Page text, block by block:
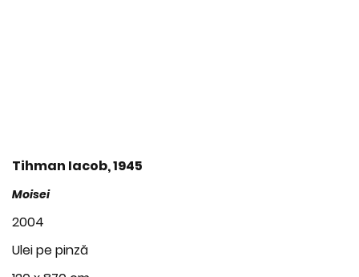
Tihman Iacob, 1945
Moisei
2004
Ulei pe pinză